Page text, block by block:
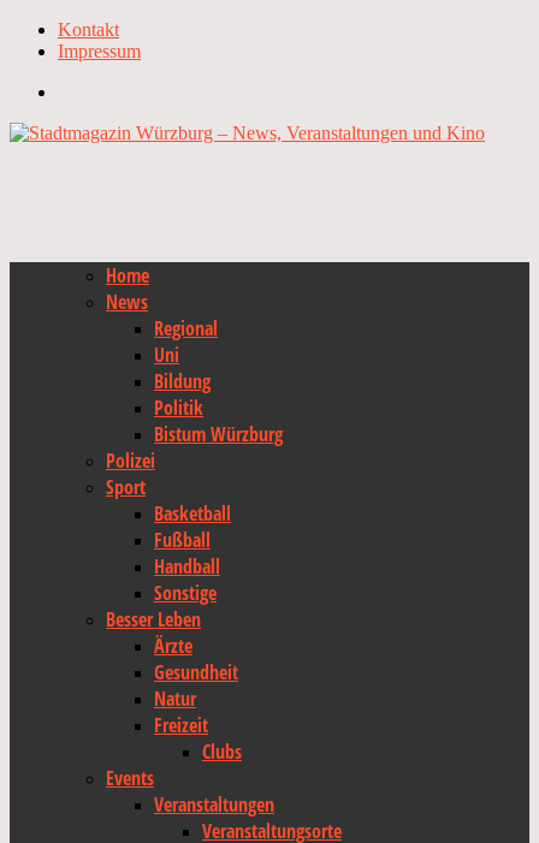
Kontakt
Impressum
Home
News
Regional
Uni
Bildung
Politik
Bistum Würzburg
Polizei
Sport
Basketball
Fußball
Handball
Sonstige
Besser Leben
Ärzte
Gesundheit
Natur
Freizeit
Clubs
Events
Veranstaltungen
Veranstaltungsorte